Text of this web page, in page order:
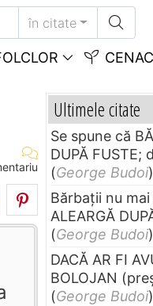
în citate
Ultimele citate
Se spune că
DUPĂ FUSTE;
(George Budoi)
Bărbaţii nu
ALEARGĂ
(George Budoi)
DACĂ AR FI
BOLOJAN
(George Budoi)